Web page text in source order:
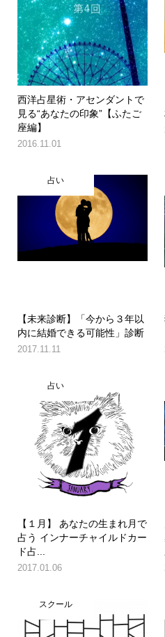
西洋占星術・アセンダントで
見る“あなたの印象”【ふたご
座編】
2016.11.01
占い
【未来診断】「今から３年以
内に結婚できる可能性」診断
2017.11.11
占い
【１月】 あなたの生まれ月で
占う インナーチャイルドカー
ド占...
2017.01.06
スクール